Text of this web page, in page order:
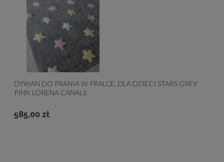
DYWAN DO PRANIA W PRALCE, DLA DZIECI STARS GREY
PINK LORENA CANALS
585,00 zł